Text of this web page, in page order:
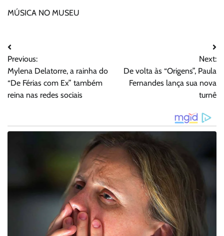
MÚSICA NO MUSEU
Navegação
de
Post
Previous:
Mylena Delatorre, a rainha do
“De Férias com Ex” também
reina nas redes sociais
Next:
De volta às “Origens”, Paula
Fernandes lança sua nova
turnê